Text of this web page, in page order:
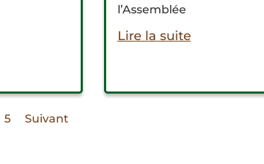
l’Assemblée
Lire la suite
5 Suivant